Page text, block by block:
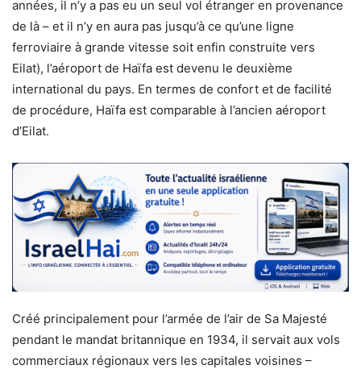
années, il n’y a pas eu un seul vol étranger en provenance
de là – et il n’y en aura pas jusqu’à ce qu’une ligne
ferroviaire à grande vitesse soit enfin construite vers
Eilat), l’aéroport de Haïfa est devenu le deuxième
international du pays. En termes de confort et de facilité
de procédure, Haïfa est comparable à l’ancien aéroport
d’Eilat.
Créé principalement pour l’armée de l’air de Sa Majesté
pendant le mandat britannique en 1934, il servait aux vols
commerciaux régionaux vers les capitales voisines –